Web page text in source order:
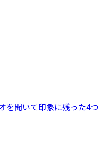
を聞いて印象に残った4つ